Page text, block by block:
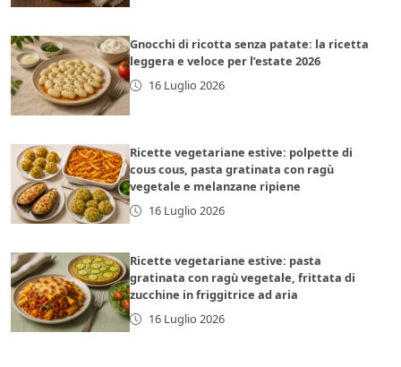
Gnocchi di ricotta senza patate: la ricetta
leggera e veloce per l’estate 2026
16 Luglio 2026
Ricette vegetariane estive: polpette di
cous cous, pasta gratinata con ragù
vegetale e melanzane ripiene
16 Luglio 2026
Ricette vegetariane estive: pasta
gratinata con ragù vegetale, frittata di
zucchine in friggitrice ad aria
16 Luglio 2026